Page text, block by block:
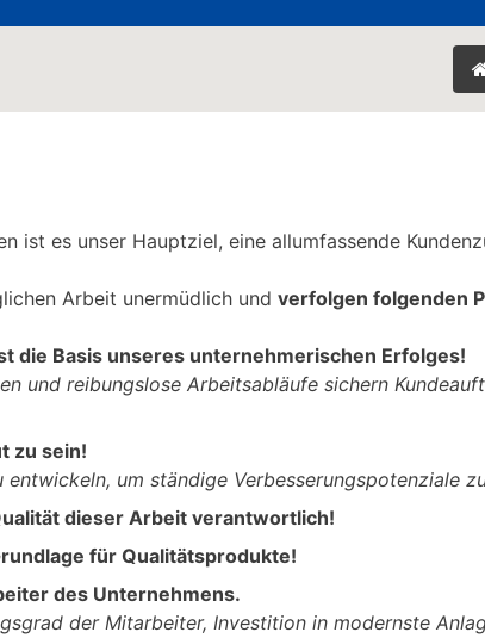
ist es unser Hauptziel, eine allumfassende
Arbeit unermüdlich und verfolgen folgenden
die Basis unseres unternehmerischen Erfolges!
und reibungslose Arbeitsabläufe sichern
zu sein!
um ständige Verbesserungspotenziale
dieser Arbeit verantwortlich!
für Qualitätsprodukte!
des Unternehmens.
der Mitarbeiter, Investition in modernste